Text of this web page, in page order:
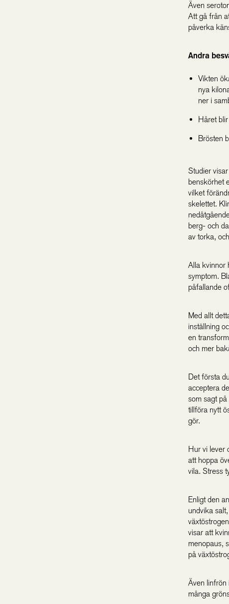
Även
Att gå från
påverka
Andra
Vikten
nya
ner i
Håret
Brösten
Studier
benskörhet
vilket
skelettet.
berg- och
av torka,
Alla kvinnor
symptom.
påfallande
Med allt
inställning
en
och mer
Det första
acceptera
som sagt
tillföra nytt
gör.
Hur vi lever
att hoppa
vila. Stress
Enligt den
undvika
visar att
menopaus,
på
Även linfrön
många